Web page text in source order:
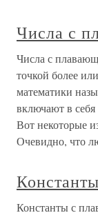
Числа с
Числа с
точкой более
математики
включают в
Вот некоторые
Очевидно, что
Константы с